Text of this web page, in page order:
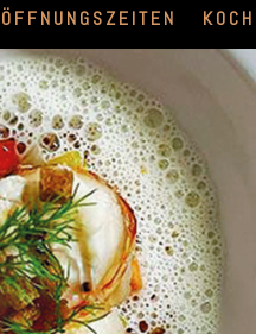
ÖFFNUNGSZEITEN